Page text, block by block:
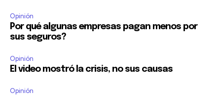
Opinión
Por qué algunas empresas pagan menos por
sus seguros?
Opinión
El video mostró la crisis, no sus causas
Opinión